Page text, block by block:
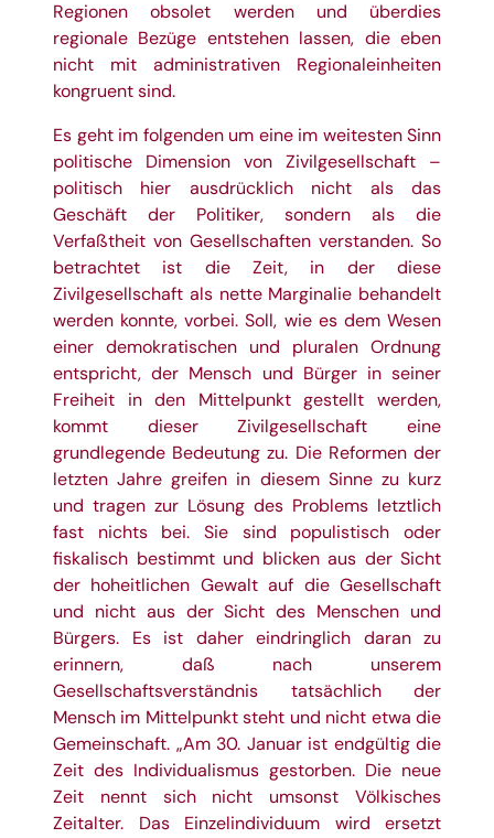
Regionen obsolet werden und überdies
regionale Bezüge entstehen lassen, die eben
nicht mit administrativen Regionaleinheiten
kongruent sind.
Es geht im folgenden um eine im weitesten Sinn
politische Dimension von Zivilgesellschaft –
politisch hier ausdrücklich nicht als das
Geschäft der Politiker, sondern als die
Verfaßtheit von Gesellschaften verstanden. So
betrachtet ist die Zeit, in der diese
Zivilgesellschaft als nette Marginalie behandelt
werden konnte, vorbei. Soll, wie es dem Wesen
einer demokratischen und pluralen Ordnung
entspricht, der Mensch und Bürger in seiner
Freiheit in den Mittelpunkt gestellt werden,
kommt dieser Zivilgesellschaft eine
grundlegende Bedeutung zu. Die Reformen der
letzten Jahre greifen in diesem Sinne zu kurz
und tragen zur Lösung des Problems letztlich
fast nichts bei. Sie sind populistisch oder
fiskalisch bestimmt und blicken aus der Sicht
der hoheitlichen Gewalt auf die Gesellschaft
und nicht aus der Sicht des Menschen und
Bürgers. Es ist daher eindringlich daran zu
erinnern, daß nach unserem
Gesellschaftsverständnis tatsächlich der
Mensch im Mittelpunkt steht und nicht etwa die
Gemeinschaft. „Am 30. Januar ist endgültig die
Zeit des Individualismus gestorben. Die neue
Zeit nennt sich nicht umsonst Völkisches
Zeitalter. Das Einzelindividuum wird ersetzt